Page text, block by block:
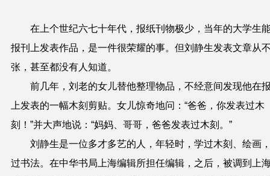
在上个世纪六七十年代，报纸刊物极少，当年的大学生
报刊上发表作品，是一件很荣耀的事。但刘静生发表文章从
张，甚至都没有人知道。
前几年，刘老的女儿替他整理物品，不经意间发现他在
上发表的一幅木刻剪贴。女儿惊奇地问：“爸爸，你发表过木
刻！”并大声地说：“妈妈、哥哥，爸爸发表过木刻。”
刘静生是一位多才多艺的人，年轻时，学过木刻、绘画
过书法。 在中华书局上海编辑所担任编辑 ， 之后，被调到
上